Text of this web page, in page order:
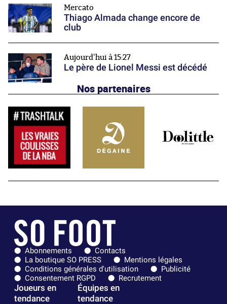
Mercato
Thiago Almada change encore de
club
Aujourd'hui à 15:27
Le père de Lionel Messi est décédé
Nos partenaires
Abonnements
Contacts
La boutique SO PRESS
Mentions légales
Conditions générales d'utilisation
Publicité
Consentement RGPD
Recrutement
Joueurs en
tendance
Équipes en
tendance